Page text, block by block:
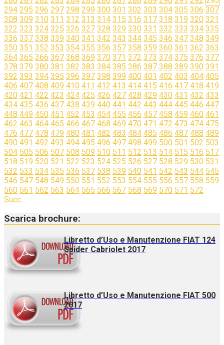
294 295 296 297 298 299 300 301 302 303 304 305 306 307
308 309 310 311 312 313 314 315 316 317 318 319 320 321
322 323 324 325 326 327 328 329 330 331 332 333 334 335
336 337 338 339 340 341 342 343 344 345 346 347 348 349
350 351 352 353 354 355 356 357 358 359 360 361 362 363
364 365 366 367 368 369 370 371 372 373 374 375 376 377
378 379 380 381 382 383 384 385 386 387 388 389 390 391
392 393 394 395 396 397 398 399 400 401 402 403 404 405
406 407 408 409 410 411 412 413 414 415 416 417 418 419
420 421 422 423 424 425 426 427 428 429 430 431 432 433
434 435 436 437 438 439 440 441 442 443 444 445 446 447
448 449 450 451 452 453 454 455 456 457 458 459 460 461
462 463 464 465 466 467 468 469 470 471 472 473 474 475
476 477 478 479 480 481 482 483 484 485 486 487 488 489
490 491 492 493 494 495 496 497 498 499 500 501 502 503
504 505 506 507 508 509 510 511 512 513 514 515 516 517
518 519 520 521 522 523 524 525 526 527 528 529 530 531
532 533 534 535 536 537 538 539 540 541 542 543 544 545
546 547 548 549 550 551 552 553 554 555 556 557 558 559
560 561 562 563 564 565 566 567 568 569 570 571 572
Succ.
Scarica brochure:
Libretto d’Uso e Manutenzione FIAT 124
Spider Cabriolet 2017
Libretto d’Uso e Manutenzione FIAT 500
2017